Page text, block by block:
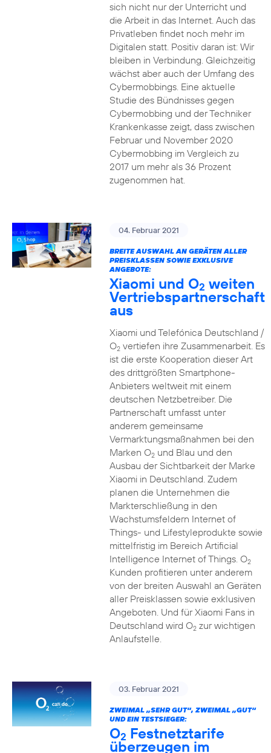
sich nicht nur der Unterricht und
die Arbeit in das Internet. Auch das
Privatleben findet noch mehr im
Digitalen statt. Positiv daran ist: Wir
bleiben in Verbindung. Gleichzeitig
wächst aber auch der Umfang des
Cybermobbings. Eine aktuelle
Studie des Bündnisses gegen
Cybermobbing und der Techniker
Krankenkasse zeigt, dass zwischen
Februar und November 2020
Cybermobbing im Vergleich zu
2017 um mehr als 36 Prozent
zugenommen hat.
04. Februar 2021
BREITE AUSWAHL AN GERÄTEN ALLER
PREISKLASSEN SOWIE EXKLUSIVE
ANGEBOTE:
Xiaomi und O2 weiten
Vertriebspartnerschaft
aus
Xiaomi und Telefónica Deutschland /
O2vertiefen ihre Zusammenarbeit. Es
ist die erste Kooperation dieser Art
des drittgrößten Smartphone-
Anbieters weltweit mit einem
deutschen Netzbetreiber. Die
Partnerschaft umfasst unter
anderem gemeinsame
Vermarktungsmaßnahmen bei den
Marken O2und Blau und den
Ausbau der Sichtbarkeit der Marke
Xiaomi in Deutschland. Zudem
planen die Unternehmen die
Markterschließung in den
Wachstumsfeldern Internet of
Things- und Lifestyleprodukte sowie
mittelfristig im Bereich Artificial
Intelligence Internet of Things. O2
Kunden profitieren unter anderem
von der breiten Auswahl an Geräten
aller Preisklassen sowie exklusiven
Angeboten. Und für Xiaomi Fans in
Deutschland wird O2zur wichtigen
Anlaufstelle.
03. Februar 2021
ZWEIMAL „SEHR GUT“, ZWEIMAL „GUT“
UND EIN TESTSIEGER:
O2 Festnetztarife
überzeugen im